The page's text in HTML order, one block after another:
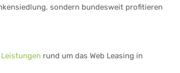
sondern bundesweit profitieren
Leistungen rund um das Web Leasing in